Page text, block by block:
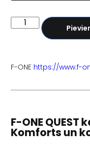
F-ONE https://www.f-
F-ONE
Komforts un